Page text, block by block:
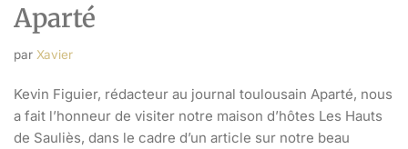
Aparté
par Xavier
Kevin Figuier, rédacteur au journal toulousain Aparté, nous
a fait l’honneur de visiter notre maison d’hôtes Les Hauts
de Sauliès, dans le cadre d’un article sur notre beau